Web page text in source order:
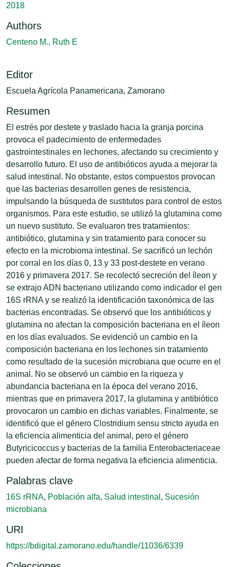
2018
Authors
Centeno M., Ruth E
Editor
Escuela Agrícola Panamericana, Zamorano
Resumen
El estrés por destete y traslado hacia la granja porcina
provoca el padecimiento de enfermedades
gastrointestinales en lechones, afectando su crecimiento y
desarrollo futuro. El uso de antibióticos ayuda a mejorar la
salud intestinal. No obstante, estos compuestos provocan
que las bacterias desarrollen genes de resistencia,
impulsando la búsqueda de sustitutos para control de estos
organismos. Para este estudio, se utilizó la glutamina como
un nuevo sustituto. Se evaluaron tres tratamientos:
antibiótico, glutamina y sin tratamiento para conocer su
efecto en la microbioma intestinal. Se sacrificó un lechón
por corral en los días 0, 13 y 33 post-destete en verano
2016 y primavera 2017. Se recolectó secreción del íleon y
se extrajo ADN bacteriano utilizando como indicador el gen
16S rRNA y se realizó la identificación taxonómica de las
bacterias encontradas. Se observó que los antibióticos y
glutamina no afectan la composición bacteriana en el íleon
en los días evaluados. Se evidenció un cambio en la
composición bacteriana en los lechones sin tratamiento
como resultado de la sucesión microbiana que ocurre en el
animal. No se observó un cambio en la riqueza y
abundancia bacteriana en la época del verano 2016,
mientras que en primavera 2017, la glutamina y antibiótico
provocaron un cambio en dichas variables. Finalmente, se
identificó que el género Clostridium sensu stricto ayuda en
la eficiencia alimenticia del animal, pero el género
Butyricicoccus y bacterias de la familia Enterobacteriaceae
pueden afectar de forma negativa la eficiencia alimenticia.
Palabras clave
16S rRNA, Población alfa, Salud intestinal , Sucesión
microbiana
URI
https://bdigital.zamorano.edu/handle/11036/6339